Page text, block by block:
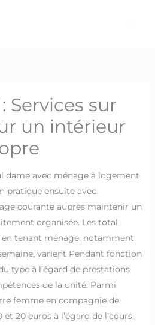
Services sur
un intérieur
dame avec ménage à logement
pratique ensuite avec
courante auprès maintenir un
organisée. Les total
tenant ménage, notamment
varient Pendant fonction
type à l’égard de prestations
de la unité. Parmi
femme en compagnie de
20 euros à l’égard de l’cours,